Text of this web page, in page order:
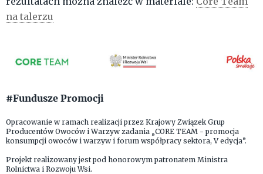
na talerzu
#Fundusze Promocji
Opracowanie w ramach realizacji przez Krajowy Związek Grup
Producentów Owoców i Warzyw zadania „CORE TEAM - promocja
konsumpcji owoców i warzyw i forum współpracy sektora, V edycja”.
Projekt realizowany jest pod honorowym patronatem Ministra
Rolnictwa i Rozwoju Wsi.